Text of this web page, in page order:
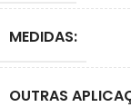
MEDIDAS:
OUTRAS